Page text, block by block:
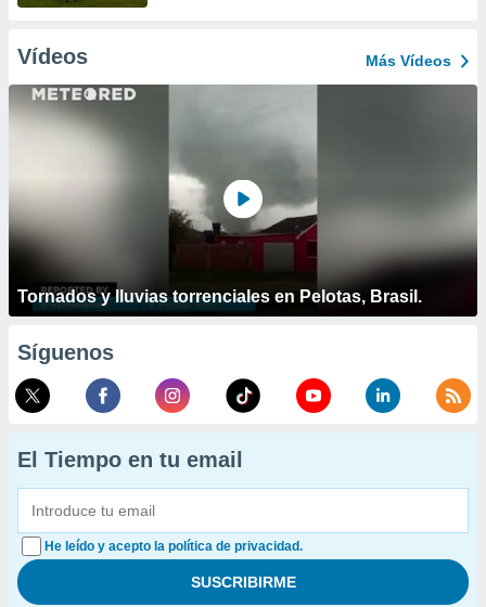
Vídeos Más Vídeos
Tornados y lluvias torrenciales en Pelotas, Brasil.
Síguenos
El Tiempo en tu email
He leído y acepto la política de privacidad.